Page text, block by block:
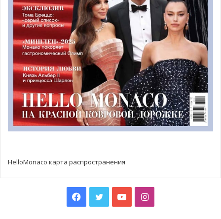
HelloMonaco карта распространения
Facebook
TwitterYouTubeInstagram